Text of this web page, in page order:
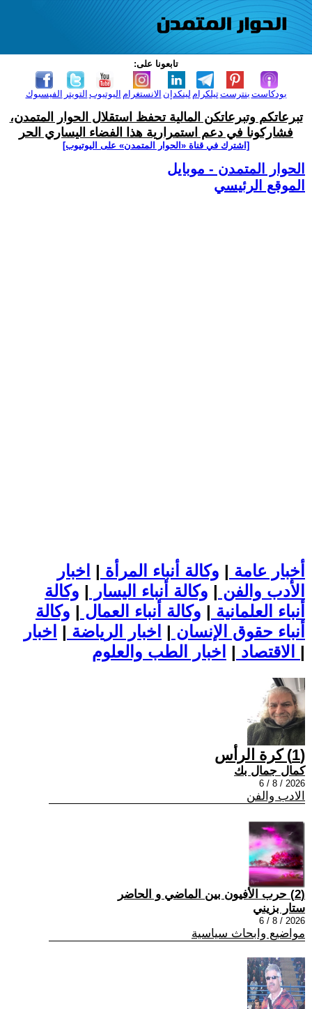
تابعونا على:
الفيسبوك التويتر اليوتيوب الانستغرام لينكدإن تيلكرامبنترست بودكاست
تبرعاتكم وتبرعاتكن المالية تحفظ استقلال الحوار المتمدن،
فشاركونا في دعم استمرارية هذا الفضاء اليساري الحر
[اشترك في قناة ‫«الحوار المتمدن» على اليوتيوب]
الحوار المتمدن - موبايل
الموقع الرئيسي
أخبار عامة | وكالة أنباء المرأة | اخبار
الأدب والفن | وكالة أنباء اليسار | وكالة
أنباء العلمانية | وكالة أنباء العمال | وكالة
أنباء حقوق الإنسان | اخبار الرياضة | اخبار
الاقتصاد | |
(1) كرة الرأس
كمال جمال بك
2026 / 8 / 6
الادب والفن
(2) حرب الأفيون بين الماضي و الحاضر
ستار بزيني
2026 / 8 / 6
مواضيع وابحاث سياسية